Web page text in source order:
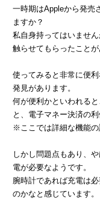
一時期はAppleから発売
ますか？
私自身持ってはいませ
触らせてもらったことが
使ってみると非常に便
発見があります。
何が便利かといわれる
と、電子マネー決済の
※ここでは詳細な機能の
しかし問題点もあり、
電が必要なようです。
腕時計であれば充電は
のかなと感じています。